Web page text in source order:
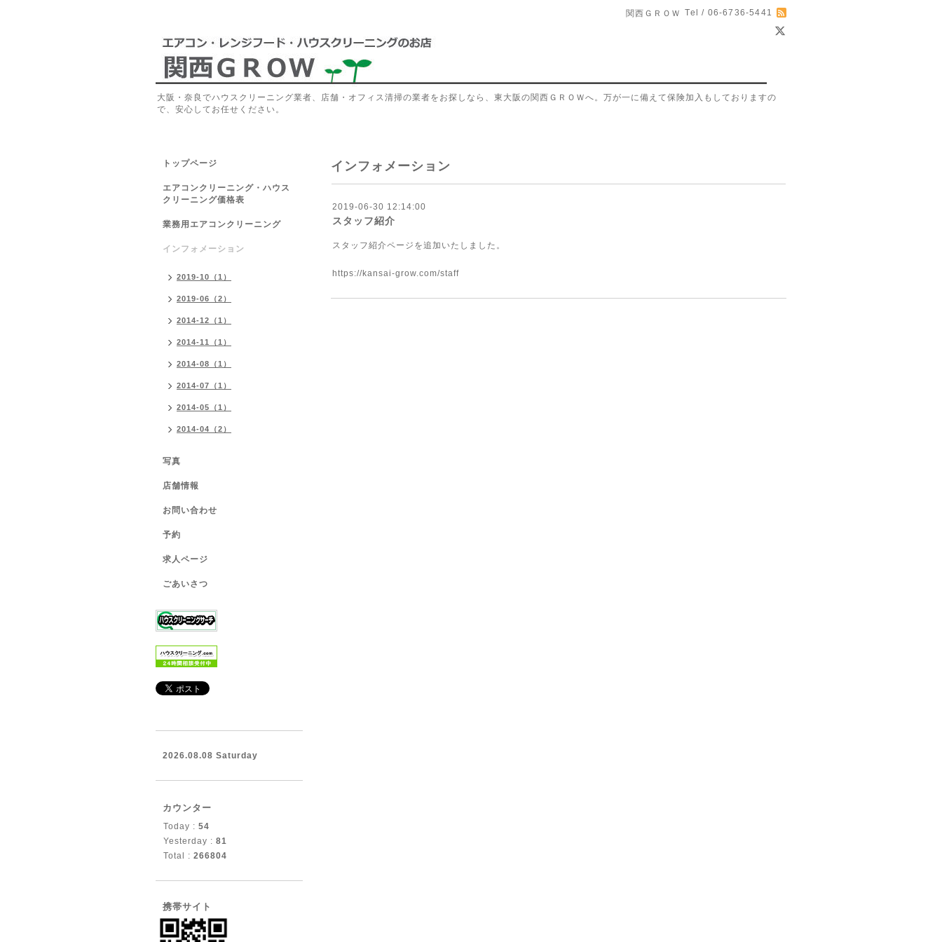
関西ＧＲＯＷ Tel / 06-6736-5441
大阪・奈良でハウスクリーニング業者、店舗・オフィス清掃の業者をお探しなら、東大阪の関西ＧＲＯＷへ。万が一に備えて保険加入もしておりますの
で、安心してお任せください。
インフォメーション
2019-06-30 12:14:00
スタッフ紹介
スタッフ紹介ページを追加いたしました。
https://kansai-grow.com/staff
トップページ
エアコンクリーニング・ハウス
クリーニング価格表
業務用エアコンクリーニング
インフォメーション
2019-10（1）
2019-06（2）
2014-12（1）
2014-11（1）
2014-08（1）
2014-07（1）
2014-05（1）
2014-04（2）
写真
店舗情報
お問い合わせ
予約
求人ページ
ごあいさつ
2026.08.08 Saturday
カウンター
Today : 54
Yesterday : 81
Total : 266804
携帯サイト